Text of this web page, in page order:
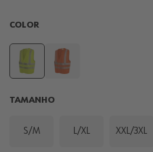
COLOR
TAMANHO
S/M L/XL XXL/3XL